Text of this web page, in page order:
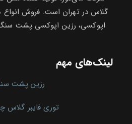
گلاس در تهران است. فروش
اپوکسی، رزین اپوکسی پشت
لینک‌های مهم
رزین پشت
توری فایبر